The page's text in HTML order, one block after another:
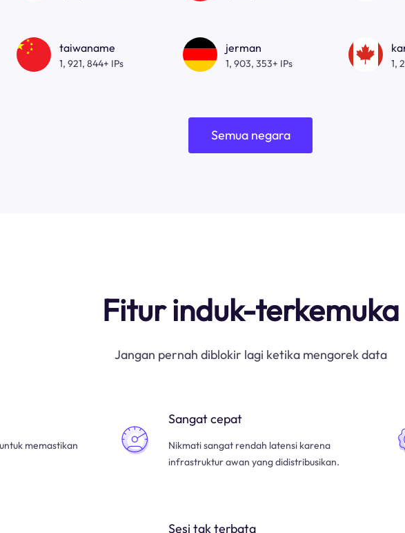
taiwaname
1, 921, 844+ IPs
jerman
1, 903, 353+ IPs 1,
Semua negara
Fitur induk-terkemuka
Jangan pernah diblokir lagi ketika mengorek data
memastikan
Sangat cepat
Nikmati sangat rendah latensi karena
infrastruktur awan yang didistribusikan.
Sesi tak terbata